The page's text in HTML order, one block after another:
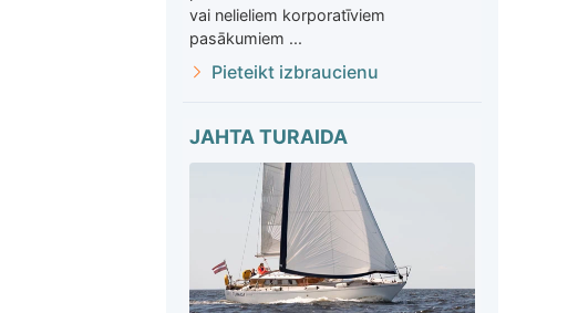
vai nelieliem korporatīviem
pasākumiem ...
Pieteikt izbraucienu
JAHTA TURAIDA